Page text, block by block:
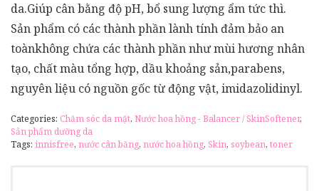
da.Giúp cân bằng độ pH, bổ sung lượng ẩm tức thì.
Sản phẩm có các thành phần lành tính đảm bảo an
toànkhông chứa các thành phần như mùi hương nhân
tạo, chất màu tổng hợp, dầu khoảng sản,parabens,
nguyên liệu có nguồn gốc từ động vật, imidazolidinyl.
Categories: Chăm sóc da mặt, Nước hoa hồng - Balancer / SkinSoftener,
Sản phẩm dưỡng da
Tags: innisfree, nước cân băng, nước hoa hồng, Skin, soybean, toner